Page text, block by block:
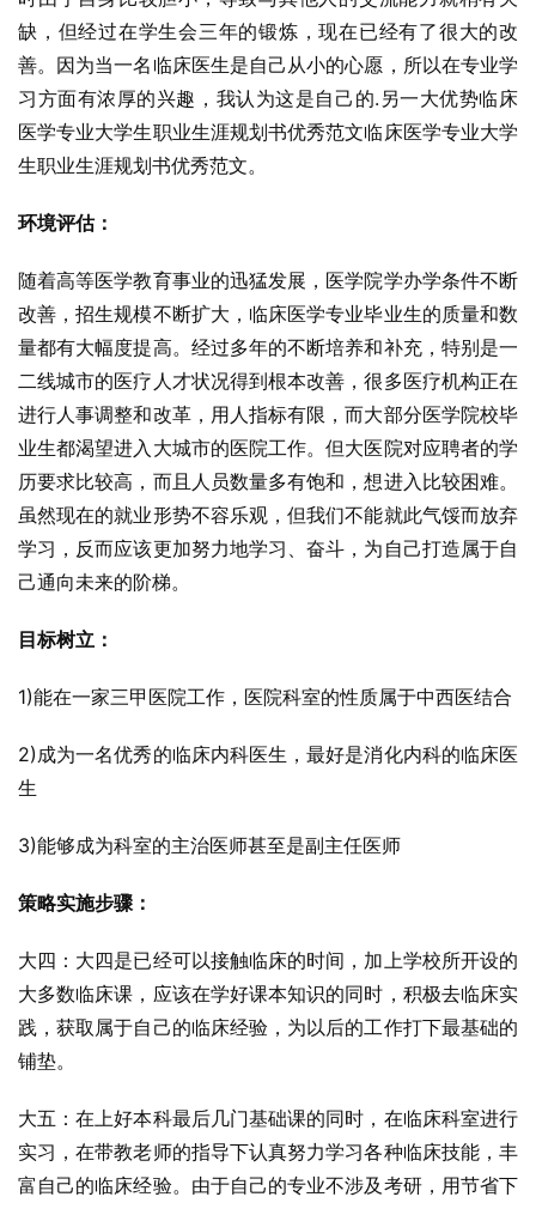
缺，但经过在学生会三年的锻炼，现在已经有了很大的改
善。因为当一名临床医生是自己从小的心愿，所以在专业学
习方面有浓厚的兴趣，我认为这是自己的.另一大优势临床
医学专业大学生职业生涯规划书优秀范文临床医学专业大学
生职业生涯规划书优秀范文。
环境评估：
随着高等医学教育事业的迅猛发展，医学院学办学条件不断
改善，招生规模不断扩大，临床医学专业毕业生的质量和数
量都有大幅度提高。经过多年的不断培养和补充，特别是一
二线城市的医疗人才状况得到根本改善，很多医疗机构正在
进行人事调整和改革，用人指标有限，而大部分医学院校毕
业生都渴望进入大城市的医院工作。但大医院对应聘者的学
历要求比较高，而且人员数量多有饱和，想进入比较困难。
虽然现在的就业形势不容乐观，但我们不能就此气馁而放弃
学习，反而应该更加努力地学习、奋斗，为自己打造属于自
己通向未来的阶梯。
目标树立：
1)能在一家三甲医院工作，医院科室的性质属于中西医结合
2)成为一名优秀的临床内科医生，最好是消化内科的临床医
生
3)能够成为科室的主治医师甚至是副主任医师
策略实施步骤：
大四：大四是已经可以接触临床的时间，加上学校所开设的
大多数临床课，应该在学好课本知识的同时，积极去临床实
践，获取属于自己的临床经验，为以后的工作打下最基础的
铺垫。
大五：在上好本科最后几门基础课的同时，在临床科室进行
实习，在带教老师的指导下认真努力学习各种临床技能，丰
富自己的临床经验。由于自己的专业不涉及考研，用节省下